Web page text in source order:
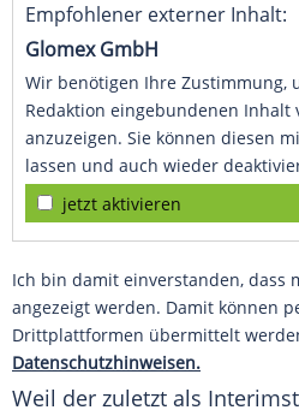
Empfohlener externer Inhalt:
Glomex GmbH
Wir benötigen Ihre Zustimmung,
Redaktion eingebundenen Inhalt
anzuzeigen. Sie können diesen
lassen und auch wieder
jetzt aktivieren
Ich bin damit einverstanden, dass
angezeigt werden. Damit können
Drittplattformen übermittelt
Datenschutzhinweisen.
Weil der zuletzt als